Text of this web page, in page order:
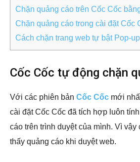
Chặn quảng cáo trên Cốc Cốc
Chặn quảng cáo trong cài đặt Cốc
Cách chặn trang web tự bật Pop-
Cốc Cốc tự động chặn
Với các phiên bản Cốc Cốc mới
cài đặt Cốc Cốc đã tích hợp luôn
cáo trên trình duyệt của mình. Vì vậy
thấy quảng cáo khi duyệt web.